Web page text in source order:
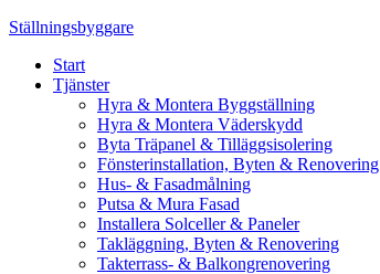
Skip
content
Ställningsbyggare
Start
Tjänster
Hyra & Montera Byggställning
Hyra & Montera Väderskydd
Byta Träpanel & Tilläggsisolering
Fönsterinstallation, Byten & Renovering
Hus- & Fasadmålning
Putsa & Mura Fasad
Installera Solceller & Paneler
Takläggning, Byten & Renovering
Takterrass- & Balkongrenovering